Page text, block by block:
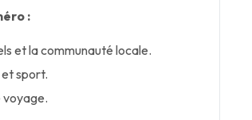
:
et la communauté locale.
sport.
voyage.